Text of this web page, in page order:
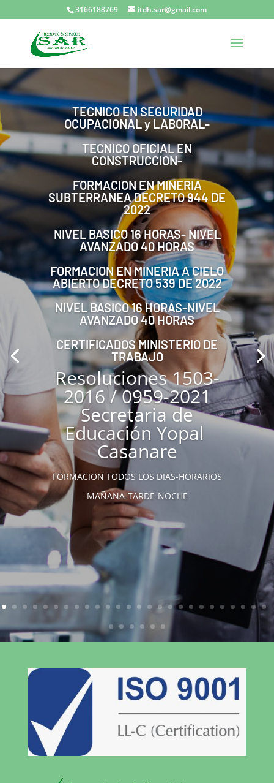
3166188769 itdh.sar@gmail.com
TECNICO EN SEGURIDAD
OCUPACIONAL y LABORAL-
TECNICO OFICIAL EN
CONSTRUCCION-
FORMACION EN MINERIA
SUBTERRANEA DECRETO 944 DE
2022
NIVEL BASICO 16 HORAS- NIVEL
AVANZADO 40 HORAS
FORMACION EN MINERIA A CIELO
ABIERTO DECRETO 539 DE 2022
NIVEL BASICO 16 HORAS-NIVEL
AVANZADO 40 HORAS
CERTIFICADOS MINISTERIO DE
TRABAJO
Resoluciones 1503-
2016 / 0959-2021
Secretaria de
Educación Yopal
Casanare
FORMACION TODOS LOS DIAS-HORARIOS
MAÑANA-TARDE-NOCHE